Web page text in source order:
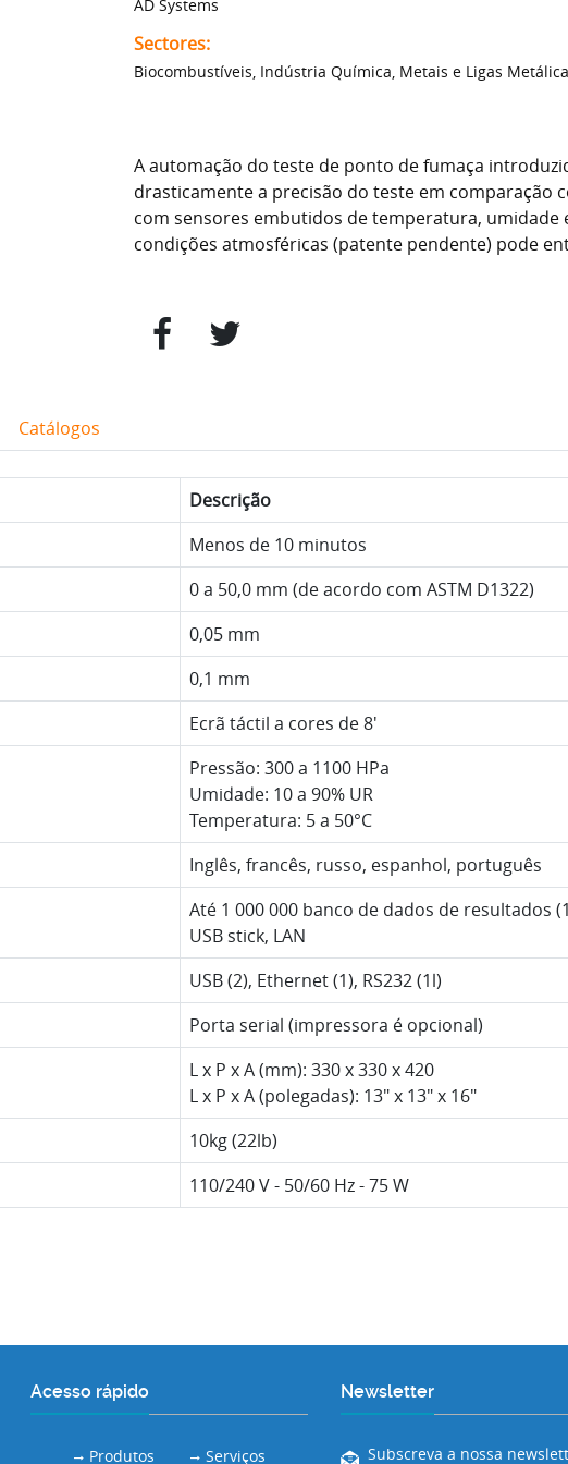
AD Systems
Sectores:
Biocombustíveis, Indústria Química, Metais e Ligas
A automação do teste de ponto de fumaça
drasticamente a precisão do teste em comparação
com sensores embutidos de temperatura, umidade
condições atmosféricas (patente pendente) pode
Catálogos
Descrição
Menos de 10 minutos
0 a 50,0 mm (de acordo com ASTM D1322)
0,05 mm
0,1 mm
Ecrã táctil a cores de 8'
Pressão: 300 a 1100 HPa
Umidade: 10 a 90% UR
Temperatura: 5 a 50°C
Inglês, francês, russo, espanhol, português
Até 1 000 000 banco de dados de resultados
USB stick, LAN
USB (2), Ethernet (1), RS232 (1l)
Porta serial (impressora é opcional)
L x P x A (mm): 330 x 330 x 420
L x P x A (polegadas): 13" x 13" x 16"
10kg (22lb)
110/240 V - 50/60 Hz - 75 W
Acesso rápido
Produtos Serviços
Newsletter
Subscreva a nossa